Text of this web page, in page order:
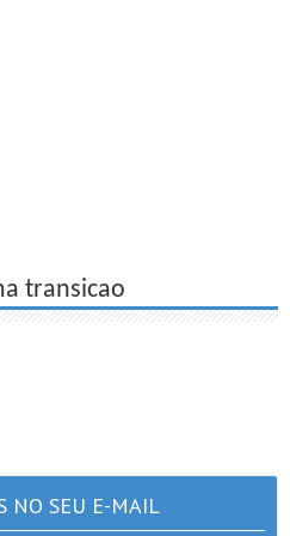
transicao
NO SEU E-MAIL